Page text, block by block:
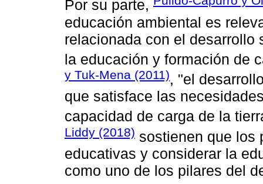
Por su parte,
educación ambiental es
relacionada con el desarrollo
la educación y formación de
y Tuk-Mena (2011), "el
que satisface las
capacidad de carga de la
Liddy (2018) sostienen que los
educativas y considerar la
como uno de los pilares del